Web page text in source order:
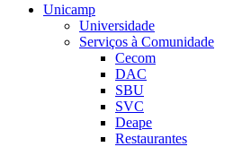
Unicamp
Universidade
Serviços à Comunidade
Cecom
DAC
SBU
SVC
Deape
Restaurantes